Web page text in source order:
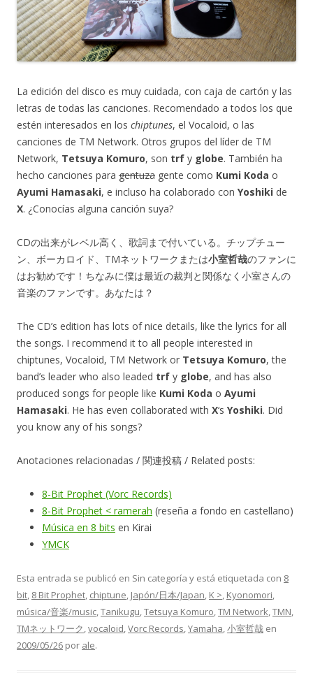
La edición del disco es muy cuidada, con caja de cartón y las
letras de todas las canciones. Recomendado a todos los que
estén interesados en los chiptunes, el Vocaloid, o las
canciones de TM Network. Otros grupos del líder de TM
Network, Tetsuya Komuro, son trf y globe. También ha
hecho canciones para gentuza gente como Kumi Koda o
Ayumi Hamasaki, e incluso ha colaborado con Yoshiki de
X. ¿Conocías alguna canción suya?
CDの出来がレベル高く、歌詞まで付いている。チップチュー
ン、ボーカロイド、TMネットワークまたは小室哲哉のファンに
はお勧めです！ちなみに僕は最近の裁判と関係なく小室さんの
音楽のファンです。あなたは？
The CD’s edition has lots of nice details, like the lyrics for all
the songs. I recommend it to all people interested in
chiptunes, Vocaloid, TM Network or Tetsuya Komuro, the
band’s leader who also leaded trf y globe, and has also
produced songs for people like Kumi Koda o Ayumi
Hamasaki. He has even collaborated with X‘s Yoshiki. Did
you know any of his songs?
Anotaciones relacionadas / 関連投稿 / Related posts:
8-Bit Prophet (Vorc Records)
8-Bit Prophet < ramerah (reseña a fondo en castellano)
Música en 8 bits en Kirai
YMCK
Esta entrada se publicó en Sin categoría y está etiquetada con 8
bit, 8 Bit Prophet, chiptune, Japón/日本/Japan, K >, Kyonomori,
música/音楽/music,Tanikugu,Tetsuya Komuro,TM Network,TMN,
TMネットワーク,vocaloid,Vorc Records,Yamaha,小室哲哉 en
2009/05/26 por ale.